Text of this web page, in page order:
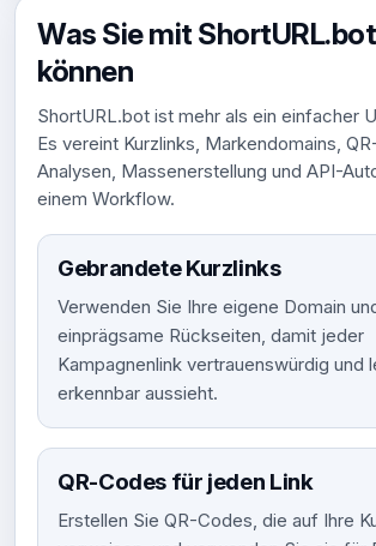
Was Sie mit
können
ShortURL.bot ist mehr als ein einfacher
Es vereint Kurzlinks, Markendomains,
Analysen, Massenerstellung und API-
einem Workflow.
Gebrandete Kurzlinks
Verwenden Sie Ihre eigene Domain
einprägsame Rückseiten, damit jeder
Kampagnenlink vertrauenswürdig und
erkennbar aussieht.
QR-Codes für jeden Link
Erstellen Sie QR-Codes, die auf Ihre